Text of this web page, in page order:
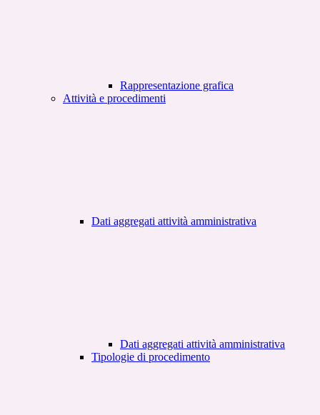
Rappresentazione grafica
Attività e procedimenti
Dati aggregati attività amministrativa
Dati aggregati attività amministrativa
Tipologie di procedimento